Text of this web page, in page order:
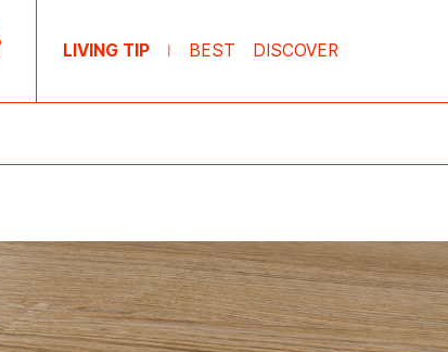
LIVING TIP | BEST DISCOVER